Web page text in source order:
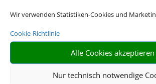
Wir verwenden Statistiken-Cookies und
Cookie-Richtlinie
Alle Cookies akzeptieren
Nur technisch notwendige

RIESIGE
Wählen Sie aus einer Vielzahl an